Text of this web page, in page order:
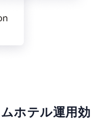
ホテル運用効